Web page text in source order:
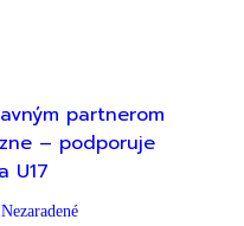
partnerom
– podporuje
U17
,Nezaradené